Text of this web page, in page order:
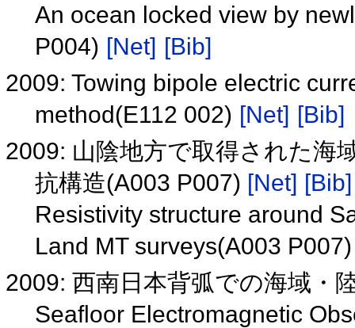
An ocean locked view by
P004) [Net] [Bib]
2009: Towing bipole electric
method(E112 002) [Net] [Bib]
2009: 山陰地方で取得された海
抗構造(A003 P007) [Net] [Bib]
Resistivity structure around
Land MT surveys(A003
2009: 西南日本背弧での海域・
Seafloor Electromagnetic